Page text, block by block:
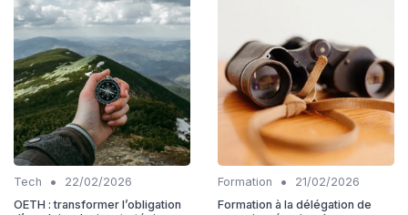
Tech •
22/02/2026
OETH : transformer l’obligation
Formation •
21/02/2026
Formation à la délégation de